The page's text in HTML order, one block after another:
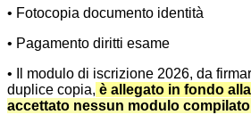
• Fotocopia documento identità
• Pagamento diritti esame
• Il modulo di iscrizione 2026, da
duplice copia, è allegato in fondo
accettato nessun modulo